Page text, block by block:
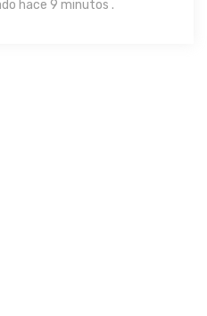
hace 9 minutos .